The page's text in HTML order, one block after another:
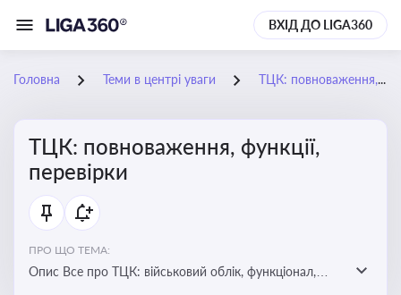
ВХІД ДО LIGA360
Головна Теми в центрі уваги ТЦК: повноваження, функції, перевірки
ТЦК: повноваження, функції,
перевірки
ПРО ЩО ТЕМА:
Опис Все про ТЦК: військовий облік, функціонал,